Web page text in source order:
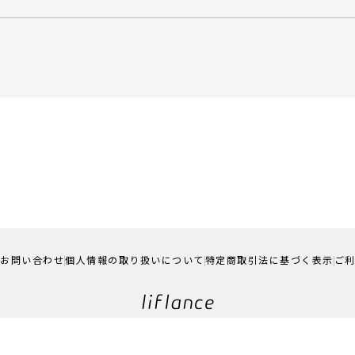
お問い合わせ個人情報の取り扱いについて 特定商取引法に基づく表示 ご